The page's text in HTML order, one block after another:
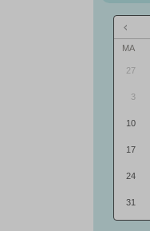
MA
27
3
10
17
24
31